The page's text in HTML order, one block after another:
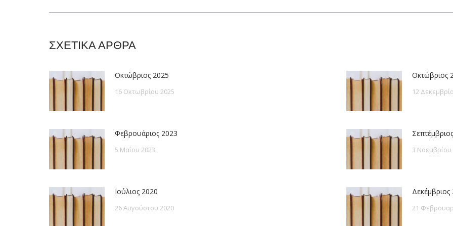
ΣΧΕΤΙΚΑ ΑΡΘΡΑ
Οκτώβριος 2025
16 Οκτωβρίου 2025
Οκτώβριος
12
Φεβρουάριος 2023
5 Μαΐου 2023 3 Νοεμβρίου
Ιούλιος 2020
26 Αυγούστου 2020
Δεκέμβριος
21